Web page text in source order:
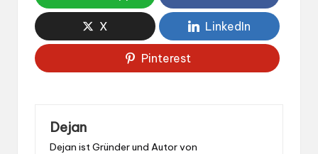
X LinkedIn
Pinterest
Dejan
Dejan ist Gründer und Autor von